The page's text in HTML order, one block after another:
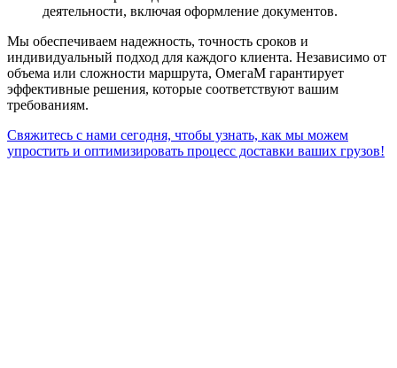
деятельности, включая оформление документов.
Мы обеспечиваем надежность, точность сроков и
индивидуальный подход для каждого клиента. Независимо от
объема или сложности маршрута, ОмегаМ гарантирует
эффективные решения, которые соответствуют вашим
требованиям.
Свяжитесь с нами сегодня, чтобы узнать, как мы можем
упростить и оптимизировать процесс доставки ваших грузов!